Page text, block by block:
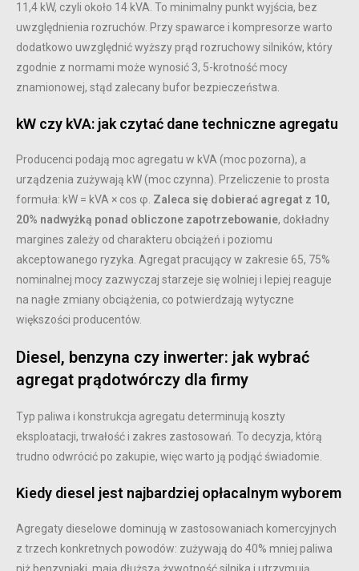
11,4 kW, czyli około 14 kVA. To minimalny punkt wyjścia, bez
uwzględnienia rozruchów. Przy spawarce i kompresorze warto
dodatkowo uwzględnić wyższy prąd rozruchowy silników, który
zgodnie z normami może wynosić 3, 5-krotność mocy
znamionowej, stąd zalecany bufor bezpieczeństwa.
kW czy kVA: jak czytać dane techniczne agregatu
Producenci podają moc agregatu w kVA (moc pozorna), a
urządzenia zużywają kW (moc czynna). Przeliczenie to prosta
formuła: kW = kVA × cos φ. Zaleca się dobierać agregat z 10,
20% nadwyżką ponad obliczone zapotrzebowanie, dokładny
margines zależy od charakteru obciążeń i poziomu
akceptowanego ryzyka. Agregat pracujący w zakresie 65, 75%
nominalnej mocy zazwyczaj starzeje się wolniej i lepiej reaguje
na nagłe zmiany obciążenia, co potwierdzają wytyczne
większości producentów.
Diesel, benzyna czy inwerter: jak wybrać
agregat prądotwórczy dla firmy
Typ paliwa i konstrukcja agregatu determinują koszty
eksploatacji, trwałość i zakres zastosowań. To decyzja, którą
trudno odwrócić po zakupie, więc warto ją podjąć świadomie.
Kiedy diesel jest najbardziej opłacalnym wyborem
Agregaty dieselowe dominują w zastosowaniach komercyjnych
z trzech konkretnych powodów: zużywają do 40% mniej paliwa